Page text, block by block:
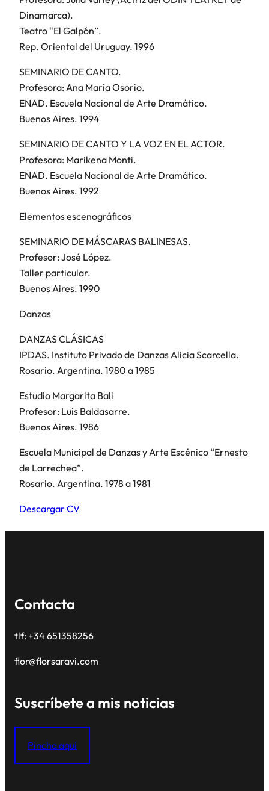
Dinamarca).
Teatro “El Galpón”.
Rep. Oriental del Uruguay. 1996
SEMINARIO DE CANTO.
Profesora: Ana María Osorio.
ENAD. Escuela Nacional de Arte Dramático.
Buenos Aires. 1994
SEMINARIO DE CANTO Y LA VOZ EN EL ACTOR.
Profesora: Marikena Monti.
ENAD. Escuela Nacional de Arte Dramático.
Buenos Aires. 1992
Elementos escenográficos
SEMINARIO DE MÁSCARAS BALINESAS.
Profesor: José López.
Taller particular.
Buenos Aires. 1990
Danzas
DANZAS CLÁSICAS
IPDAS. Instituto Privado de Danzas Alicia Scarcella.
Rosario. Argentina. 1980 a 1985
Estudio Margarita Bali
Profesor: Luis Baldasarre.
Buenos Aires. 1986
Escuela Municipal de Danzas y Arte Escénico “Ernesto
de Larrechea”.
Rosario. Argentina. 1978 a 1981
Descargar CV
Contacta
tlf: +34 651358256
flor@florsaravi.com
Suscríbete a mis noticias
Pincha aquí